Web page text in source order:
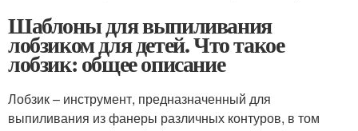
Шаблоны для выпиливания
лобзиком для детей. Что такое
лобзик: общее описание
Лобзик – инструмент, предназначенный для
выпиливания из фанеры различных контуров, в том